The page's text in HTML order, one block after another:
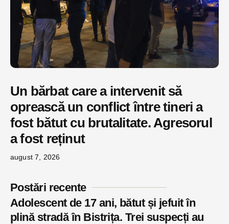
Un bărbat care a intervenit să
oprească un conflict între tineri a
fost bătut cu brutalitate. Agresorul
a fost reținut
august 7, 2026
Postări recente
Adolescent de 17 ani, bătut și jefuit în
plină stradă în Bistrița. Trei suspecți au